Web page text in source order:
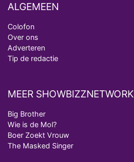
ALGEMEEN
Colofon
Over ons
Adverteren
Tip de redactie
MEER SHOWBIZZNETWORK
Big Brother
Wie is de Mol?
Boer Zoekt Vrouw
The Masked Singer